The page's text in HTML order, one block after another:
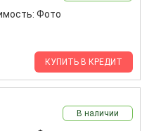
КУПИТЬ В КРЕДИТ
В наличии